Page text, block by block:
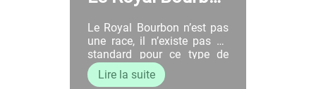
n c’est qui ? C’est
quoi ?
Le Royal Bourbon n’est pas
une race, il n’existe pas de
standard pour ce type de
chien. Comme pour un
fromage AOP, le terme
Lire la suite